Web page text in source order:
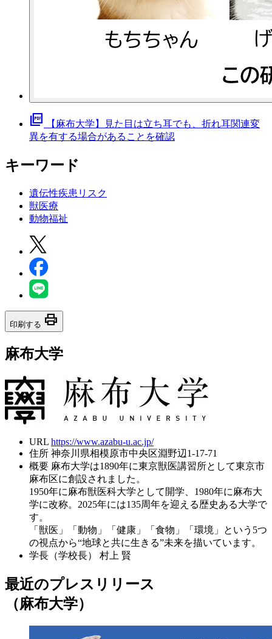
picture_as_pdf
【麻布大学】見た目は立ち耳でも、折れ耳関連変
異を有する場合があることを確認
キーワード
遺伝性疾患リスク
獣医療
動物福祉
印刷する print
麻布大学
URL https://www.azabu-u.ac.jp/
住所 神奈川県相模原市中央区淵野辺1-17-71
概要 麻布大学は1890年に東京獣医講習所として東京市
麻布区に創設されました。
1950年に麻布獣医科大学として開学、1980年に麻布大
学に改称。2025年には135周年を迎える歴史ある大学で
す。
「獣医」「動物」「健康」「食物」「環境」という5つ
の視点から“地球と共に生きる”未来を描いています。
学長（学校長）
村上 賢
最近のプレスリリース
（麻布大学）